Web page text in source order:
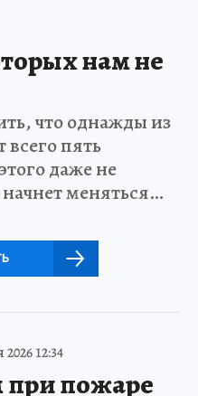
нам не
что однажды из
пять
даже не
меняться…
12:34
пожаре